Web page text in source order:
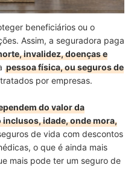
beneficiários ou o
Assim, a seguradora paga
invalidez, doenças e
pessoa física, ou seguros de
por empresas.
do valor da
idade, onde mora,
de vida com descontos
o que é ainda mais
mais pode ter um seguro de